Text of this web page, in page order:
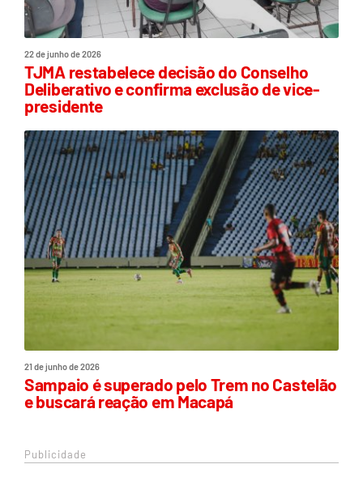
22 de junho de 2026
TJMA restabelece decisão do Conselho
Deliberativo e confirma exclusão de vice-
presidente
21 de junho de 2026
Sampaio é superado pelo Trem no Castelão
e buscará reação em Macapá
Publicidade